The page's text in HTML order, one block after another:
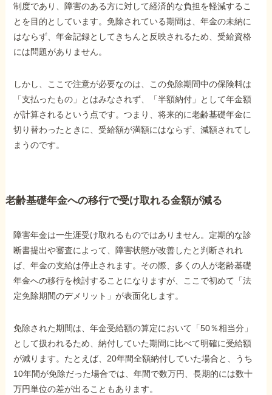
サイトマップ
で受給相談をする
他社と何が違うの？
お電話でのお問い合わせ
089-907-3797
受付時間：平日9:00~18:00
制度であり、障害のある方に対して経済的な負担を軽減するこ
とを目的としています。免除されている期間は、年金の未納に
はならず、年金記録としてきちんと反映されるため、受給資格
には問題がありません。
しかし、ここで注意が必要なのは、この免除期間中の保険料は
「支払ったもの」とはみなされず、「半額納付」として年金額
が計算されるという点です。つまり、将来的に老齢基礎年金に
切り替わったときに、受給額が満額にはならず、減額されてし
まうのです。
老齢基礎年金への移行で受け取れる金額が減る
障害年金は一生涯受け取れるものではありません。定期的な診
断書提出や審査によって、障害状態が改善したと判断されれ
ば、年金の支給は停止されます。その際、多くの人が老齢基礎
年金への移行を検討することになりますが、ここで初めて「法
定免除期間のデメリット」が表面化します。
免除された期間は、年金受給額の算定において「50％相当分」
として扱われるため、納付していた期間に比べて明確に受給額
が減ります。たとえば、20年間全額納付していた場合と、うち
10年間が免除だった場合では、年間で数万円、長期的には数十
万円単位の差が出ることもあります。